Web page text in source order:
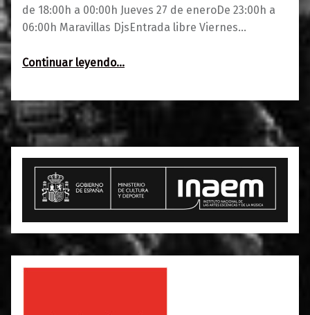
de 18:00h a 00:00h Jueves 27 de eneroDe 23:00h a
06:00h Maravillas DjsEntrada libre Viernes…
Continuar leyendo“Agenda 27-30 de enero y avance”
…